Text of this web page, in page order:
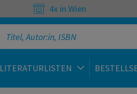
4x in Wien
LITERATURLISTEN